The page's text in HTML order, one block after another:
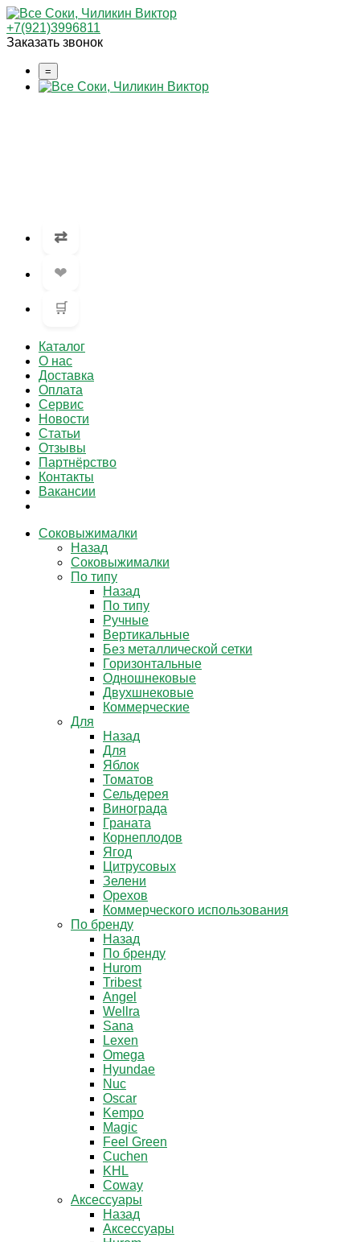
+7(921)3996811
Заказать звонок
=
⇄
❤
🛒
Каталог
О нас
Доставка
Оплата
Сервис
Новости
Статьи
Отзывы
Партнёрство
Контакты
Вакансии
Соковыжималки
Назад
Соковыжималки
По типу
Назад
По типу
Ручные
Вертикальные
Без металлической сетки
Горизонтальные
Одношнековые
Двухшнековые
Коммерческие
Для
Назад
Для
Яблок
Томатов
Cельдерея
Винограда
Граната
Корнеплодов
Ягод
Цитрусовых
Зелени
Орехов
Коммерческого использования
По бренду
Назад
По бренду
Hurom
Tribest
Angel
Wellra
Sana
Lexen
Omega
Hyundae
Nuc
Oscar
Kempo
Magic
Feel Green
Cuchen
KHL
Coway
Аксессуары
Назад
Аксессуары